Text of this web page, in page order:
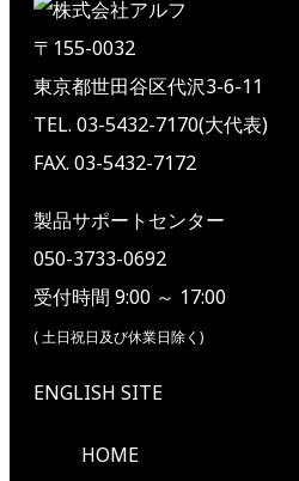
〒155-0032
東京都世田谷区代沢3-6-11
TEL. 03-5432-7170(大代表)
FAX. 03-5432-7172
製品サポートセンター
050-3733-0692
受付時間 9:00 ～ 17:00
( 土日祝日及び休業日除く)
ENGLISH SITE
HOME